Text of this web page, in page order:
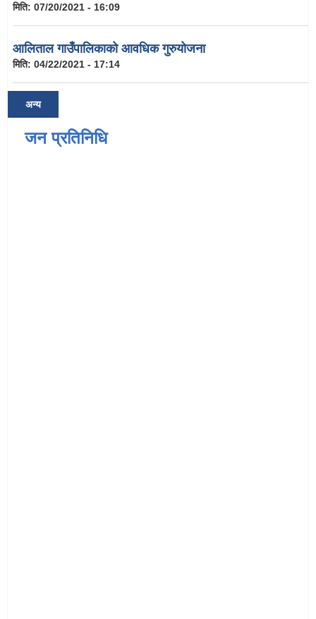
मिति: 07/20/2021 - 16:09
आलिताल गाउँपालिकाको आवधिक गुरुयोजना
मिति: 04/22/2021 - 17:14
अन्य
जन प्रतिनिधि